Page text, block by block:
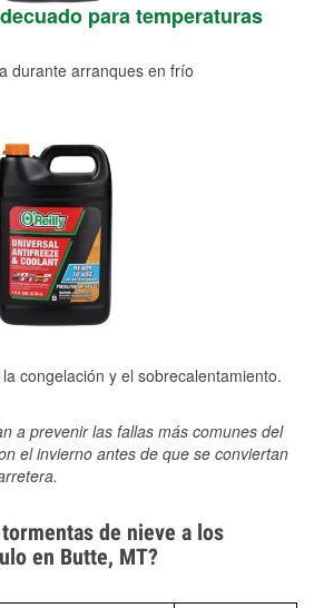
para temperaturas
durante arranques en frío
congelación y el sobrecalentamiento.
a prevenir las fallas más comunes del
el invierno antes de que se conviertan
de nieve a los
en Butte, MT?